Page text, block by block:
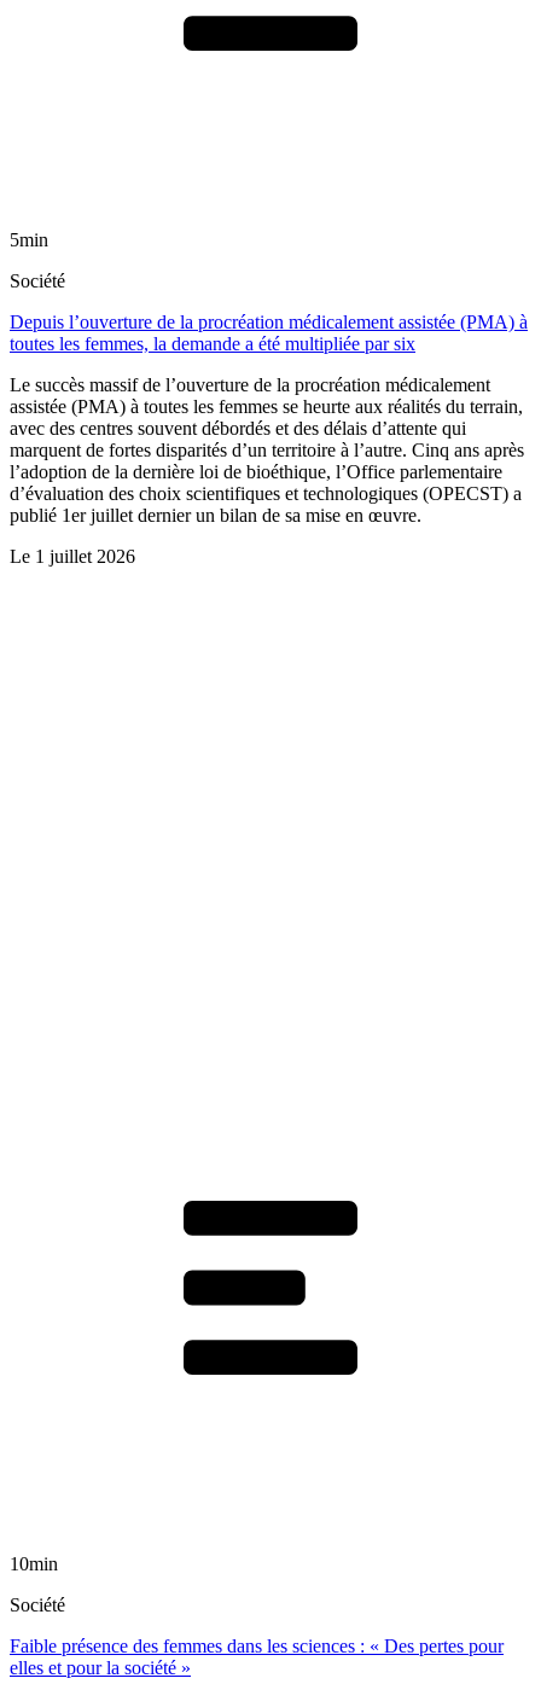
5min
Société
Depuis l’ouverture de la procréation médicalement assistée (PMA) à
toutes les femmes, la demande a été multipliée par six
Le succès massif de l’ouverture de la procréation médicalement
assistée (PMA) à toutes les femmes se heurte aux réalités du terrain,
avec des centres souvent débordés et des délais d’attente qui
marquent de fortes disparités d’un territoire à l’autre. Cinq ans après
l’adoption de la dernière loi de bioéthique, l’Office parlementaire
d’évaluation des choix scientifiques et technologiques (OPECST) a
publié 1er juillet dernier un bilan de sa mise en œuvre.
Le 1 juillet 2026
10min
Société
Faible présence des femmes dans les sciences : « Des pertes pour
elles et pour la société »